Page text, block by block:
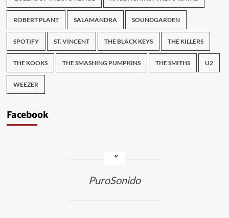
ROBERT PLANT SALAMANDRA SOUNDGARDEN
SPOTIFY ST. VINCENT THE BLACK KEYS THE KILLERS
THE KOOKS THE SMASHING PUMPKINS THE SMITHS U2
WEEZER
Facebook
PuroSonido